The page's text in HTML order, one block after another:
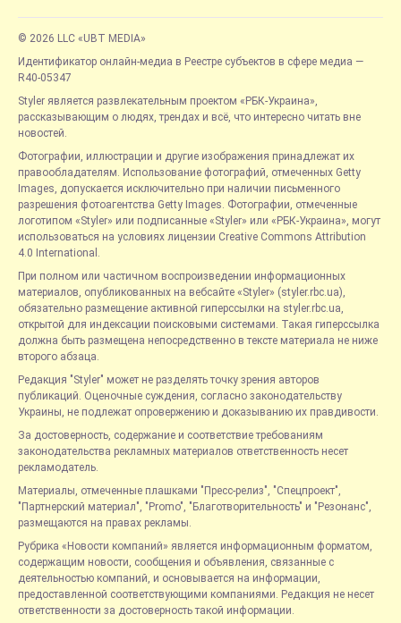
© 2026 LLC «UBT MEDIA»
Идентификатор онлайн-медиа в Реестре субъектов в сфере медиа —
R40-05347
Styler является развлекательным проектом «РБК-Украина»,
рассказывающим о людях, трендах и всё, что интересно читать вне
новостей.
Фотографии, иллюстрации и другие изображения принадлежат их
правообладателям. Использование фотографий, отмеченных Getty
Images, допускается исключительно при наличии письменного
разрешения фотоагентства Getty Images. Фотографии, отмеченные
логотипом «Styler» или подписанные «Styler» или «РБК-Украина», могут
использоваться на условиях лицензии Creative Commons Attribution
4.0 International.
При полном или частичном воспроизведении информационных
материалов, опубликованных на вебсайте «Styler» (styler.rbc.ua),
обязательно размещение активной гиперссылки на styler.rbc.ua,
открытой для индексации поисковыми системами. Такая гиперссылка
должна быть размещена непосредственно в тексте материала не ниже
второго абзаца.
Редакция "Styler" может не разделять точку зрения авторов
публикаций. Оценочные суждения, согласно законодательству
Украины, не подлежат опровержению и доказыванию их правдивости.
За достоверность, содержание и соответствие требованиям
законодательства рекламных материалов ответственность несет
рекламодатель.
Материалы, отмеченные плашками "Пресс-релиз", "Спецпроект",
"Партнерский материал", "Promo", "Благотворительность" и "Резонанс",
размещаются на правах рекламы.
Рубрика «Новости компаний» является информационным форматом,
содержащим новости, сообщения и объявления, связанные с
деятельностью компаний, и основывается на информации,
предоставленной соответствующими компаниями. Редакция не несет
ответственности за достоверность такой информации.